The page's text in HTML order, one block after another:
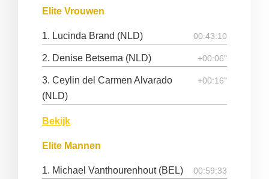
Elite Vrouwen
1. Lucinda Brand (NLD) 00:43:10
2. Denise Betsema (NLD) +00:06"
3. Ceylin del Carmen Alvarado
(NLD)
+00:16"
Bekijk
Elite Mannen
1. Michael Vanthourenhout (BEL) 00:59:33